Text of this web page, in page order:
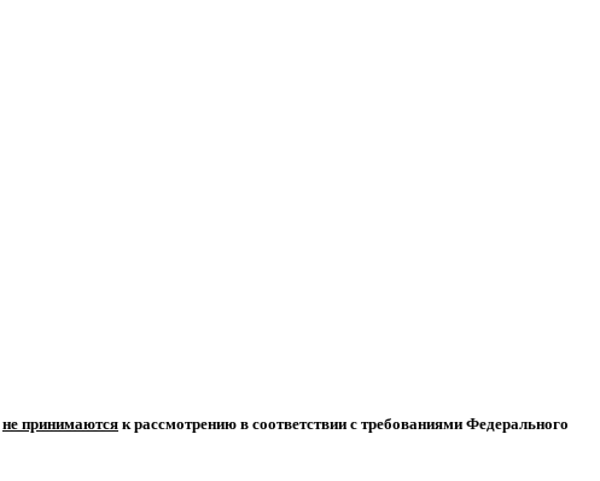
не принимаются к рассмотрению в соответствии с требованиями Федерального